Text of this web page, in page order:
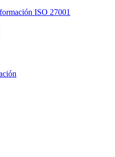
ISO 27001